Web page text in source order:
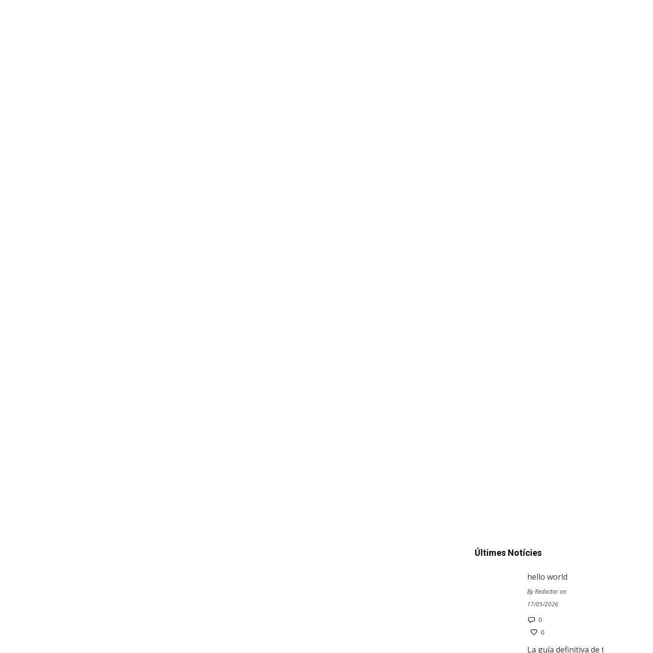
Últimes Notícies
hello world
By Redactor on
17/05/2026
0
0
La guía definitiva de